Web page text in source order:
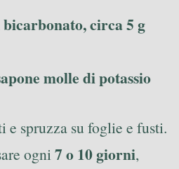
circa 5 g
molle di potassio
spruzza su foglie e fusti.
ogni7 o 10 giorni,